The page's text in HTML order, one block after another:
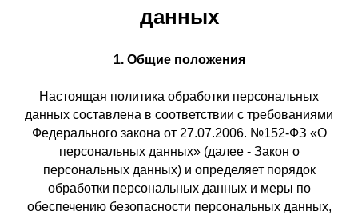
данных
1. Общие положения
Настоящая политика обработки персональных
данных составлена в соответствии с требованиями
Федерального закона от 27.07.2006. №152-ФЗ «О
персональных данных» (далее - Закон о
персональных данных) и определяет порядок
обработки персональных данных и меры по
обеспечению безопасности персональных данных,